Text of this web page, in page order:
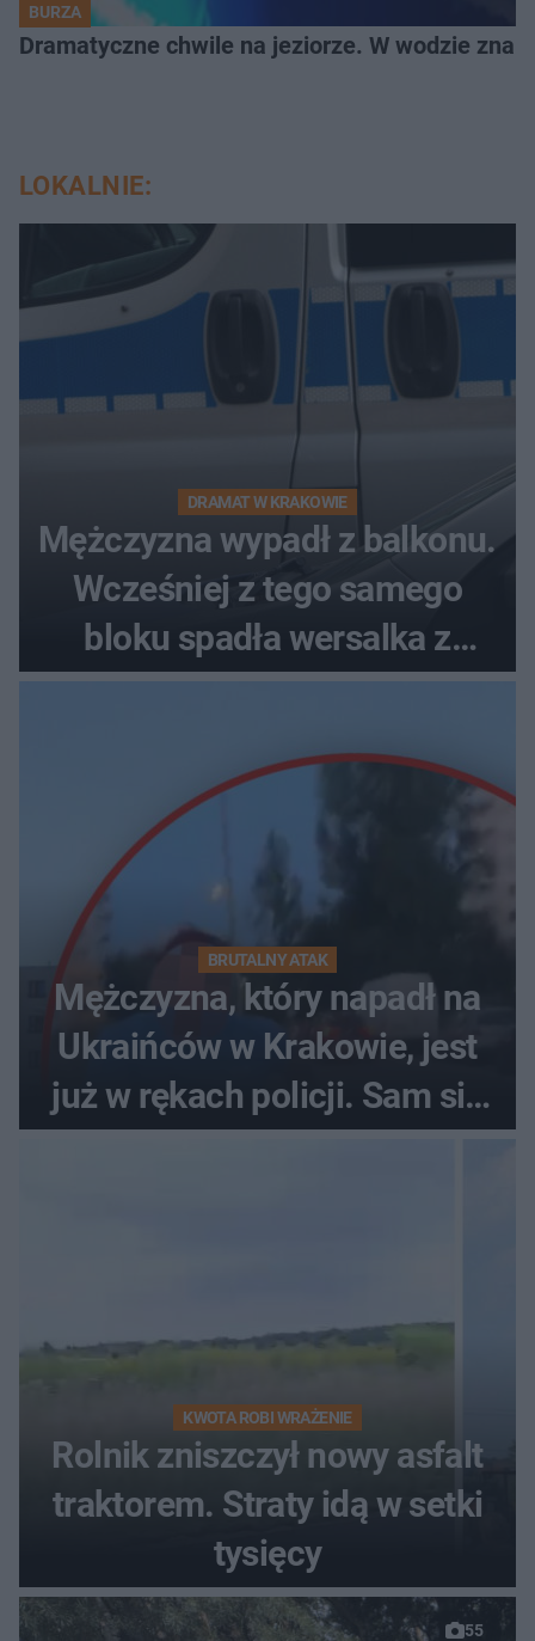
BURZA
Dramatyczne chwile na jeziorze. W wodzie
LOKALNIE:
DRAMAT W KRAKOWIE
Mężczyzna wypadł z balkonu.
Wcześniej z tego samego
bloku spadła wersalka z
pościelą
BRUTALNY ATAK
Mężczyzna, który napadł na
Ukraińców w Krakowie, jest
już w rękach policji. Sam się
zgłosił
KWOTA ROBI WRAŻENIE
Rolnik zniszczył nowy asfalt
traktorem. Straty idą w setki
tysięcy
55